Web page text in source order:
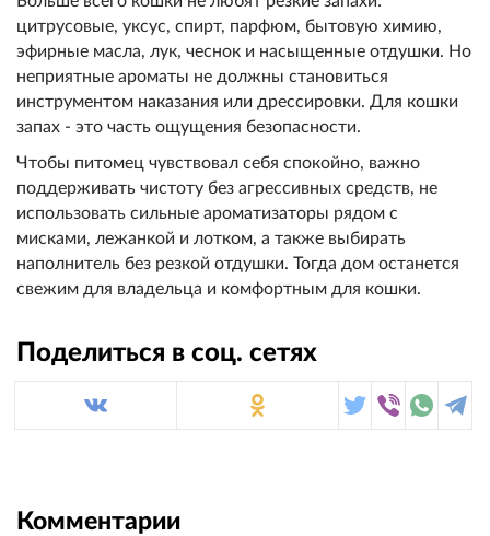
цитрусовые, уксус, спирт, парфюм, бытовую химию,
эфирные масла, лук, чеснок и насыщенные отдушки. Но
неприятные ароматы не должны становиться
инструментом наказания или дрессировки. Для кошки
запах - это часть ощущения безопасности.
Чтобы питомец чувствовал себя спокойно, важно
поддерживать чистоту без агрессивных средств, не
использовать сильные ароматизаторы рядом с
мисками, лежанкой и лотком, а также выбирать
наполнитель без резкой отдушки. Тогда дом останется
свежим для владельца и комфортным для кошки.
Поделиться в соц. сетях
Комментарии